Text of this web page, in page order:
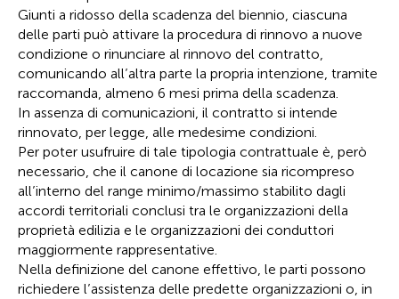
Giunti a ridosso della scadenza del biennio, ciascuna
delle parti può attivare la procedura di rinnovo a nuove
condizione o rinunciare al rinnovo del contratto,
comunicando all’altra parte la propria intenzione, tramite
raccomanda, almeno 6 mesi prima della scadenza.
In assenza di comunicazioni, il contratto si intende
rinnovato, per legge, alle medesime condizioni.
Per poter usufruire di tale tipologia contrattuale è, però
necessario, che il canone di locazione sia ricompreso
all’interno del range minimo/massimo stabilito dagli
accordi territoriali conclusi tra le organizzazioni della
proprietà edilizia e le organizzazioni dei conduttori
maggiormente rappresentative.
Nella definizione del canone effettivo, le parti possono
richiedere l’assistenza delle predette organizzazioni o, in